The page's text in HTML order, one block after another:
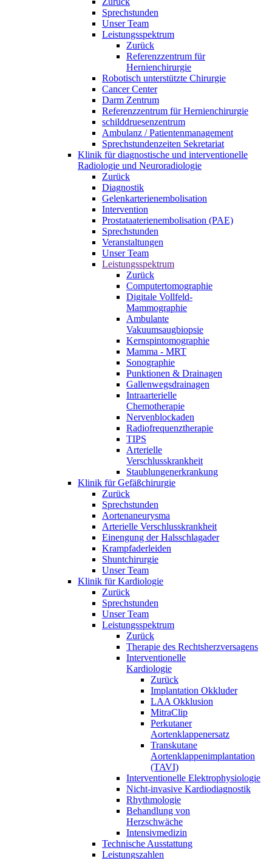
Sprechstunden
Unser Team
Leistungsspektrum
Zurück
Referenzzentrum für
Hernienchirurgie
Robotisch unterstützte Chirurgie
Cancer Center
Darm Zentrum
Referenzzentrum für Hernienchirurgie
schilddruesenzentrum
Ambulanz / Patientenmanagement
Sprechstundenzeiten Sekretariat
Klinik für diagnostische und interventionelle
Radiologie und Neuroradiologie
Zurück
Diagnostik
Gelenkarterienembolisation
Intervention
Prostataaterienembolisation (PAE)
Sprechstunden
Veranstaltungen
Unser Team
Leistungsspektrum
Zurück
Computertomographie
Digitale Vollfeld-
Mammographie
Ambulante
Vakuumsaugbiopsie
Kernspintomographie
Mamma - MRT
Sonographie
Punktionen & Drainagen
Gallenwegsdrainagen
Intraarterielle
Chemotherapie
Nervenblockaden
Radiofrequenztherapie
TIPS
Arterielle
Verschlusskrankheit
Staublungenerkrankung
Klinik für Gefäßchirurgie
Zurück
Sprechstunden
Aortenaneurysma
Arterielle Verschlusskrankheit
Einengung der Halsschlagader
Krampfaderleiden
Shuntchirurgie
Unser Team
Klinik für Kardiologie
Zurück
Sprechstunden
Unser Team
Leistungsspektrum
Zurück
Therapie des Rechtsherzversagens
Interventionelle
Kardiologie
Zurück
Implantation Okkluder
LAA Okklusion
MitraClip
Perkutaner
Aortenklappenersatz
Transkutane
Aortenklappenimplantation
(TAVI)
Interventionelle Elektrophysiologie
Nicht-invasive Kardiodiagnostik
Rhythmologie
Behandlung von
Herzschwäche
Intensivmedizin
Technische Ausstattung
Leistungszahlen